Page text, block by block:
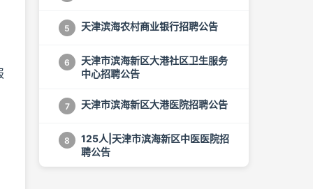
5 天津滨海农村商业银行招聘公告
6
天津市滨海新区大港社区卫生服务
中心招聘公告
7 天津市滨海新区大港医院招聘公告
8
125人|天津市滨海新区中医医院招
聘公告